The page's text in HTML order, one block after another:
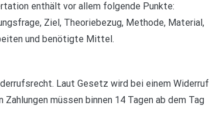
enthält vor allem folgende Punkte:
Ziel, Theoriebezug, Methode, Material,
und benötigte Mittel.
Laut Gesetz wird bei einem Widerruf
müssen binnen 14 Tagen ab dem Tag